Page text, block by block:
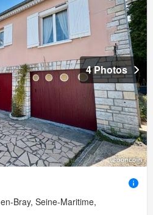
4 Photos
Bray, Seine-Maritime,